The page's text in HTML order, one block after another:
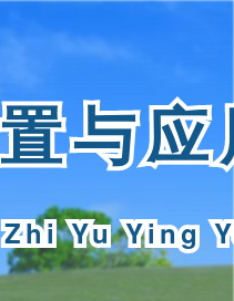
与
Yu Ying